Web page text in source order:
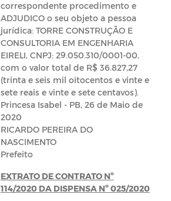
correspondente procedimento e
ADJUDICO o seu objeto a pessoa
jurídica: TORRE CONSTRUÇÃO E
CONSULTORIA EM ENGENHARIA
EIRELI, CNPJ: 29.050.310/0001-00,
com o valor total de R$ 36.827,27
(trinta e seis mil oitocentos e vinte e
sete reais e vinte e sete centavos).
Princesa Isabel - PB, 26 de Maio de
2020
RICARDO PEREIRA DO
NASCIMENTO
Prefeito
EXTRATO DE CONTRATO Nº
114/2020 DA DISPENSA Nº 025/2020